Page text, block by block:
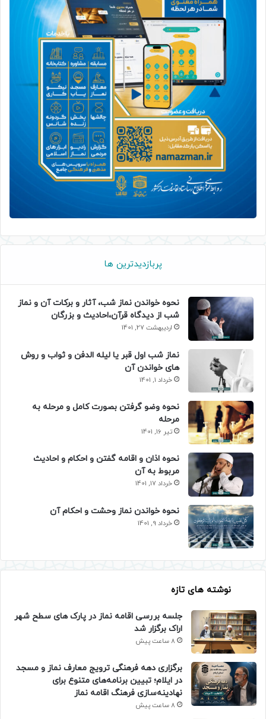
پربازدیدترین ها
نحوه خواندن نماز شب، آثار و برکات آن و نماز
شب از دیدگاه قرآن،احادیث و بزرگان
اردیبهشت 27, 1401
نماز شب اول قبر یا لیله الدفن و ثواب و روش
های خواندن آن
خرداد 1, 1401
نحوه وضو گرفتن بصورت کامل و مرحله به
مرحله
تیر 16, 1401
نحوه اذان و اقامه گفتن و احکام و احادیث
مربوط به آن
خرداد 17, 1401
نحوه خواندن نماز وحشت و احکام آن
خرداد 9, 1401
نوشته های تازه
جلسه بررسی اقامه نماز در پارک های سطح شهر
اراک برگزار شد
8 ساعت پیش
برگزاری دهه فرهنگی ترویج معارف نماز و مسجد
در ایلام؛ تبیین برنامه‌های متنوع برای
نهادینه‌سازی فرهنگ اقامه نماز
8 ساعت پیش